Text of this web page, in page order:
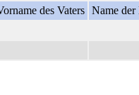
des Vaters Name der